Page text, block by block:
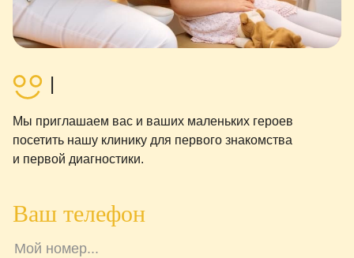
|
Мы приглашаем вас и ваших маленьких героев
посетить нашу клинику для первого знакомства
и первой диагностики.
Ваш телефон